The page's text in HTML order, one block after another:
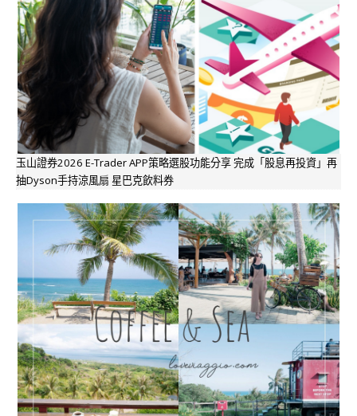
玉山證券2026 E-Trader APP策略選股功能分享 完成「股息再投資」再
抽Dyson手持涼風扇 星巴克飲料券